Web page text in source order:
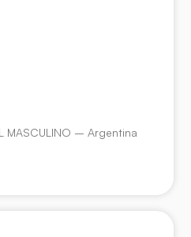
MASCULINO – Argentina